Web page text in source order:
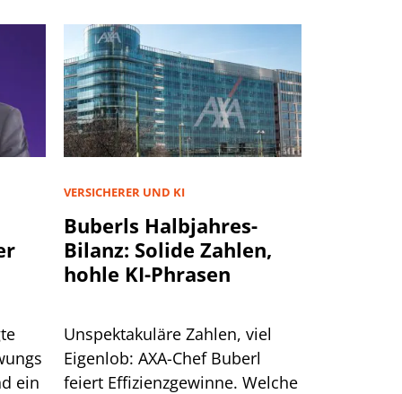
ein
VERSICHERER UND KI
Buberls Halbjahres-
Bilanz: Solide Zahlen,
hohle KI-Phrasen
Unspektakuläre Zahlen, viel
Eigenlob: AXA-Chef Buberl
feiert Effizienzgewinne. Welche